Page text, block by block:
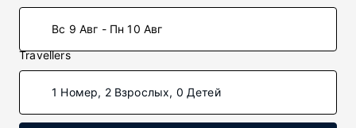
Вс 9 Авг - Пн 10 Авг
Travellers
1 Номер, 2 Взрослых, 0 Детей